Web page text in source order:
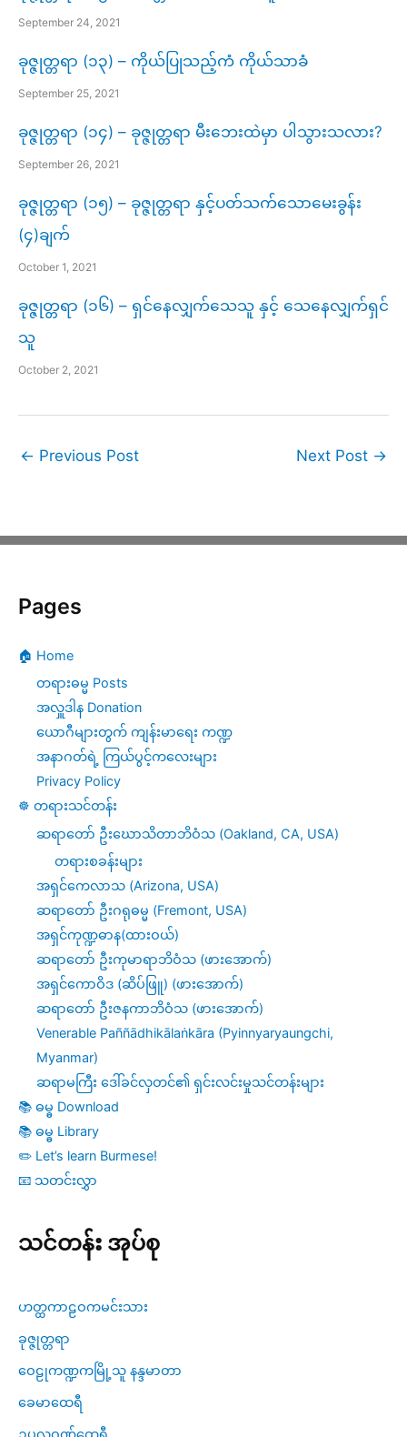
September 24, 2021
ခုဇ္ဇုတ္တရာ (၁၃) – ကိုယ်ပြုသည့်ကံ ကိုယ်သာခံ
September 25, 2021
ခုဇ္ဇုတ္တရာ (၁၄) – ခုဇ္ဇုတ္တရာ မီးဘေးထဲမှာ ပါသွားသလား?
September 26, 2021
ခုဇ္ဇုတ္တရာ (၁၅) – ခုဇ္ဇုတ္တရာ နှင့်ပတ်သက်သောမေးခွန်း
(၄)ချက်
October 1, 2021
ခုဇ္ဇုတ္တရာ (၁၆) – ရှင်နေလျှက်သေသူ နှင့် သေနေလျှက်ရှင်
သူ
October 2, 2021
← Previous Post Next Post →
Pages
🏠 Home
တရားဓမ္မ Posts
အလှူဒါန Donation
ယောဂီများတွက် ကျန်းမာရေး ကဏ္ဍ
အနာဂတ်ရဲ့ ကြယ်ပွင့်ကလေးများ
Privacy Policy
☸️ တရားသင်တန်း
ဆရာတော် ဦးဃောသိတာဘိဝံသ (Oakland, CA, USA)
တရားစခန်းများ
အရှင်ကေလာသ (Arizona, USA)
ဆရာတော် ဦးဂရုဓမ္မ (Fremont, USA)
အရှင်ကုဏ္ဍဓာန(ထားဝယ်)
ဆရာတော် ဦးကုမာရာဘိဝံသ (ဖားအောက်)
အရှင်ကောဝိဒ (ဆိပ်ဖြူ) (ဖားအောက်)
ဆရာတော် ဦးဇနကာဘိဝံသ (ဖားအောက်)
Venerable Paññādhikālaṅkāra (Pyinnyaryaungchi,
Myanmar)
ဆရာမကြီး ဒေါ်ခင်လှတင်၏ ရှင်းလင်းမှုသင်တန်းများ
📚 ဓမ္ဓ Download
📚 ဓမ္ဓ Library
✏️ Let’s learn Burmese!
📧 သတင်းလွှာ
သင်တန်း အုပ်စု
ဟတ္ထကာဠဝကမင်းသား
ခုဇ္ဇုတ္တရာ
ဝေဠုကဏ္ဍကမြို့သူ နန္ဒမာတာ
ခေမာထေရီ